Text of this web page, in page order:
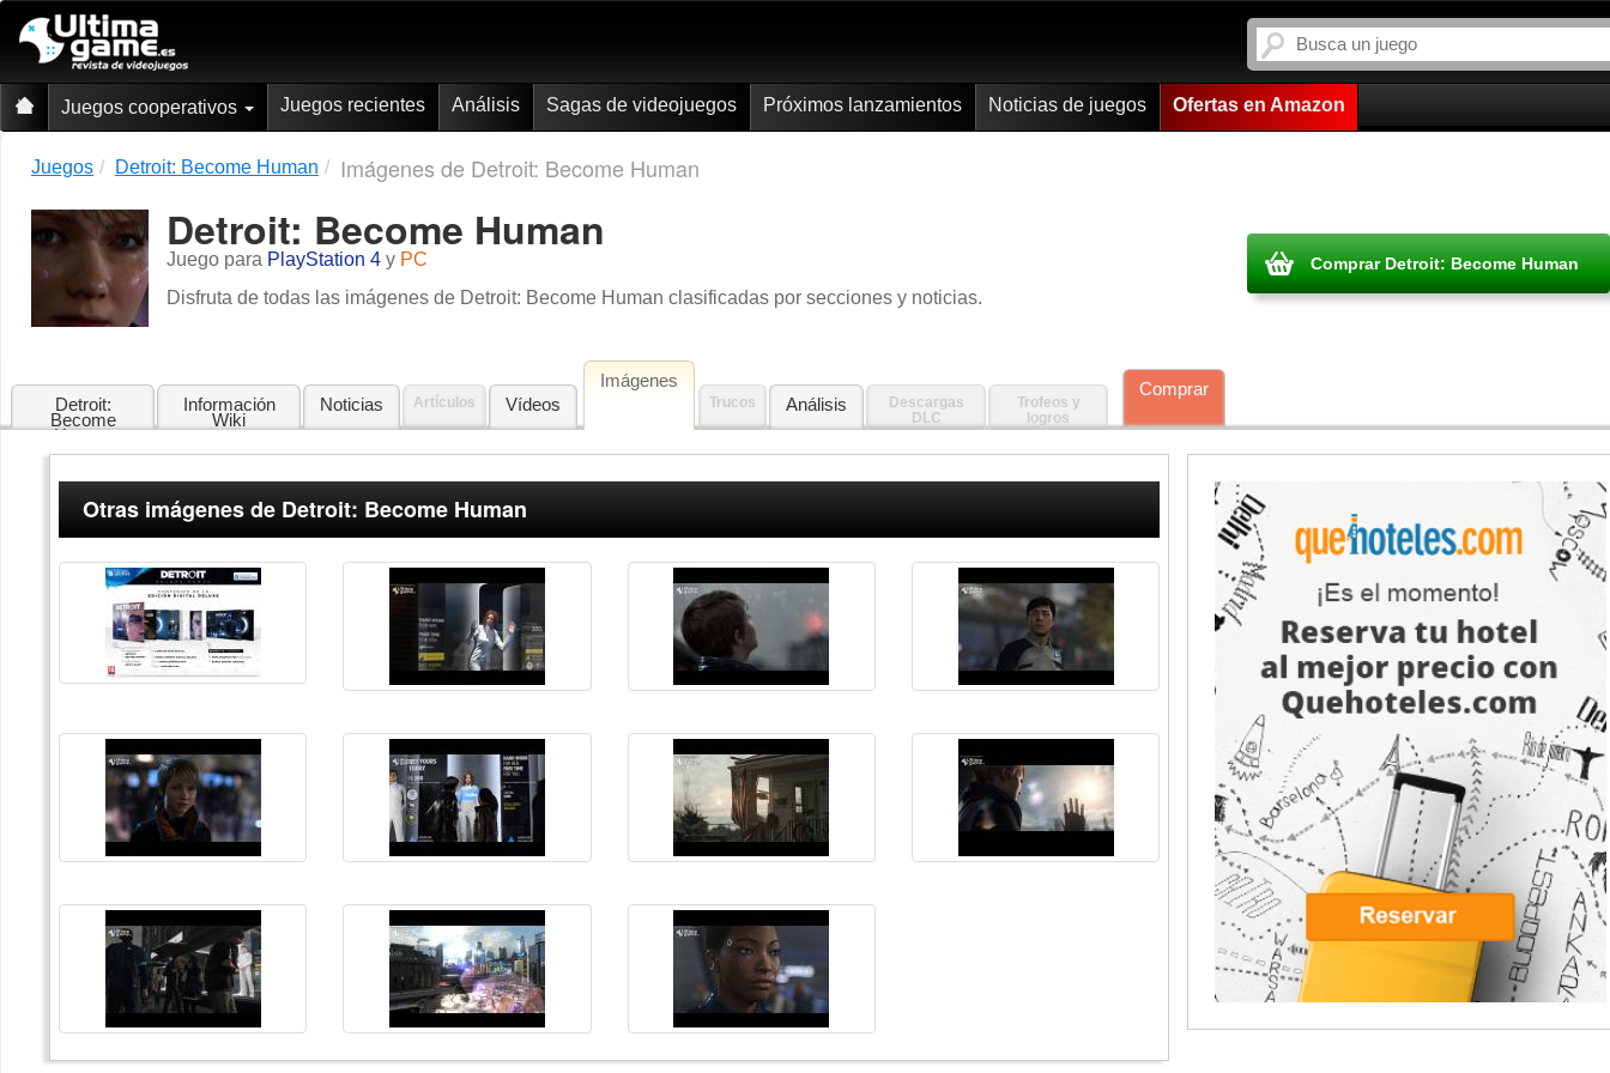
Juegos cooperativos Juegos recientes Análisis Sagas de videojuegos Próximos lanzamientos Noticias de juegos Ofertas en Amazon
Juegos Detroit: Become Human Imágenes de Detroit: Become Human
Detroit: Become Human
Juego para PlayStation 4y PC
Disfruta de todas las imágenes de Detroit: Become Human clasificadas por secciones y noticias.
Comprar Detroit: Become Human
Detroit:
Become
Human
Información
Wiki
Noticias Artículos Vídeos
Imágenes
Trucos Análisis
Descargas
DLC
Trofeos y
logros
Comprar
Otras imágenes de Detroit: Become Human